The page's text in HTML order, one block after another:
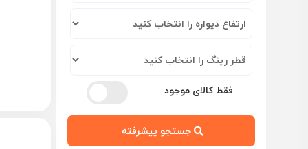
فقط کالای موجود
جستجو پیشرفته